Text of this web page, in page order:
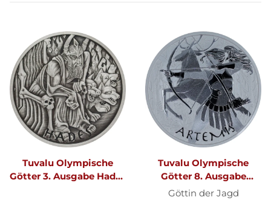
Tuvalu Olympische
Götter 3. Ausgabe Hades
Tuvalu Olympische
Götter 8. Ausgabe
Artemis 2023 1 oz Silber
Göttin der Jagd